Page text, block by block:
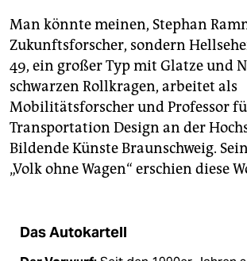
Man könnte meinen, Stephan
Zukunftsforscher, sondern
49, ein großer Typ mit Glatze und
schwarzen Rollkragen, arbeitet als
Mobilitätsforscher und Professor
Transportation Design an der
Bildende Künste Braunschweig.
„Volk ohne Wagen“ erschien diese
Das Autokartell